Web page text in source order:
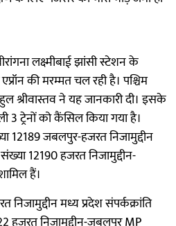
लक्ष्मीबाई झांसी स्टेशन के
की मरम्मत चल रही है। पश्चिम
श्रीवास्तव ने यह जानकारी दी। इसके
ट्रेनों को कैंसिल किया गया है।
12189 जबलपुर-हजरत निजामुद्दीन
12190 हजरत निजामुद्दीन-
हैं।
मध्य प्रदेश संपर्कक्रांति